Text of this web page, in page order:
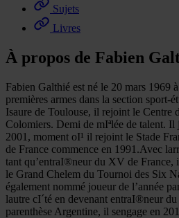
Sujets
Livres
À propos de Fabien
Fabien Galthié est né le 20 mars 1969
premières armes dans la section sport-
Isaure de Toulouse, il rejoint le Centre
Colomiers. Demi de mIªlée de talent.
2001, moment oI¹ il rejoint le Stade
de France commence en 1991.Avec
tant qu’entraI®neur du XV de France,
le Grand Chelem du Tournoi des Six
également nommé joueur de l’année
lautre cI´té en devenant entraI®neur
parenthèse Argentine, il sengage en